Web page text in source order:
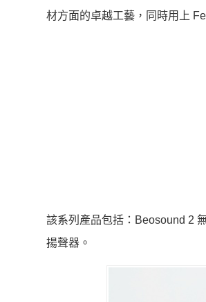
材方面的卓越工藝，同時用上
該系列產品包括：Beosound 2
揚聲器。